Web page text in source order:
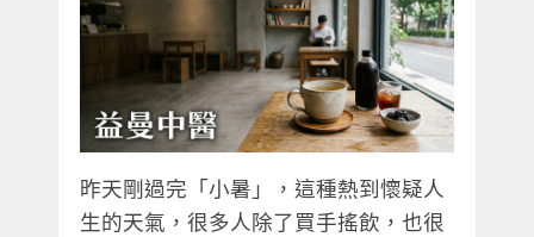
昨天剛過完「小暑」，這種熱到懷疑人
生的天氣，很多人除了買手搖飲，也很